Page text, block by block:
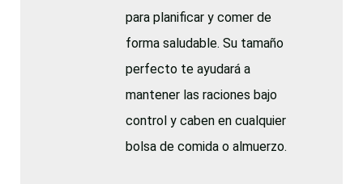
para planificar y comer de
forma saludable. Su tamaño
perfecto te ayudará a
mantener las raciones bajo
control y caben en cualquier
bolsa de comida o almuerzo.